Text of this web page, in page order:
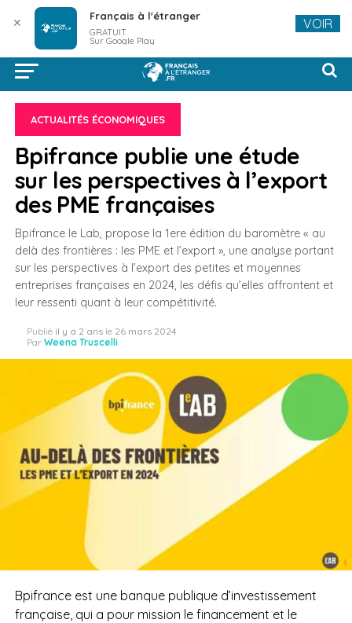
ACTUALITÉS ÉCONOMIQUES
Bpifrance publie une étude
sur les perspectives à l’export
des PME françaises
Bpifrance le Lab, propose la 1ere édition du baromètre « au
delà des frontières : les PME et l’export », une analyse portant
sur les perspectives à l’export des petites et moyennes
entreprises françaises en 2024, les défis qu’elles affrontent et
leur ressenti quant à leur compétitivité.
Publié il y a 2 ans le 26 mars 2024
Par Weena Truscelli
Bpifrance est une banque publique d’investissement
française, qui a pour mission le financement et le
✕ Français à l'étranger
GRATUIT
Sur Google Play
VOIR